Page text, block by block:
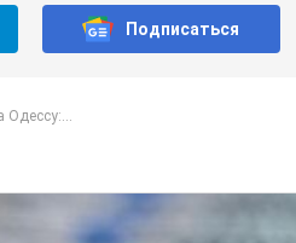
Подписаться
Одессу:...